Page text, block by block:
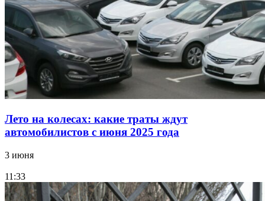
Лето на колесах: какие траты ждут
автомобилистов с июня 2025 года
3 июня
11:33